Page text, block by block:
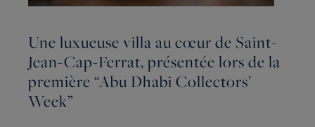
Une luxueuse villa au cœur de Saint-
Jean-Cap-Ferrat, présentée lors de la
première “Abu Dhabi Collectors’
Week”